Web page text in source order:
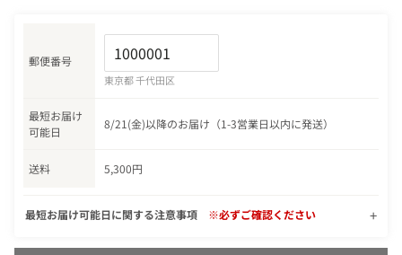
郵便番号
東京都 千代田区
最短お届け
可能日
8/21(金)以降のお届け（1-3営業日以内に発送）
送料 5,300円
最短お届け可能日に関する注意事項 ※必ずご確認ください